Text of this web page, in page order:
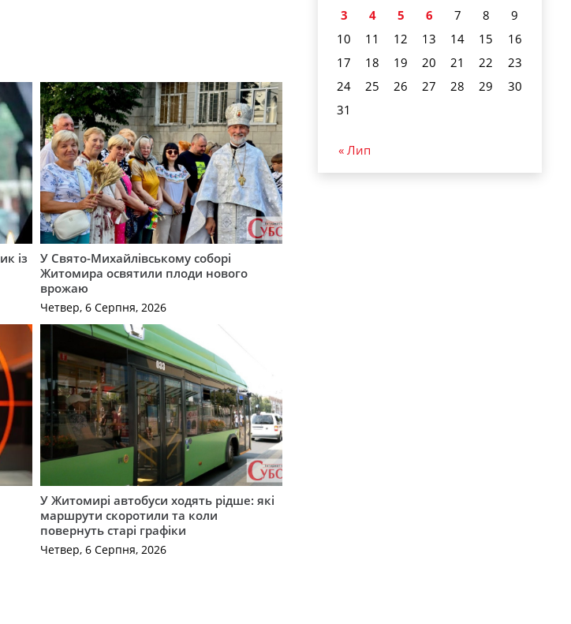
із
У Свято-Михайлівському соборі
Житомира освятили плоди нового
врожаю
Четвер, 6 Серпня, 2026
У Житомирі автобуси ходять рідше: які
маршрути скоротили та коли
повернуть старі графіки
Четвер, 6 Серпня, 2026
3
4 5 6 7 8
9
10
11 12 13 14 15
16
17
18 19 20 21 22
23
24
25 26 27 28 29
30
31
« Лип